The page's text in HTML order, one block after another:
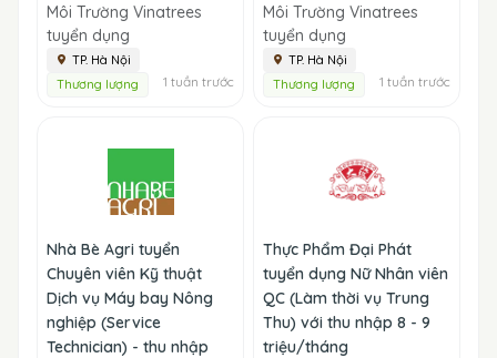
Môi Trường Vinatrees
tuyển dụng
TP. Hà Nội
Thương lượng
1 tuần trước
Môi Trường Vinatrees
tuyển dụng
TP. Hà Nội
Thương lượng
1 tuần trước
Nhà Bè Agri tuyển
Chuyên viên Kỹ thuật
Dịch vụ Máy bay Nông
nghiệp (Service
Technician) - thu nhập
Thực Phẩm Đại Phát
tuyển dụng Nữ Nhân viên
QC (Làm thời vụ Trung
Thu) với thu nhập 8 - 9
triệu/tháng